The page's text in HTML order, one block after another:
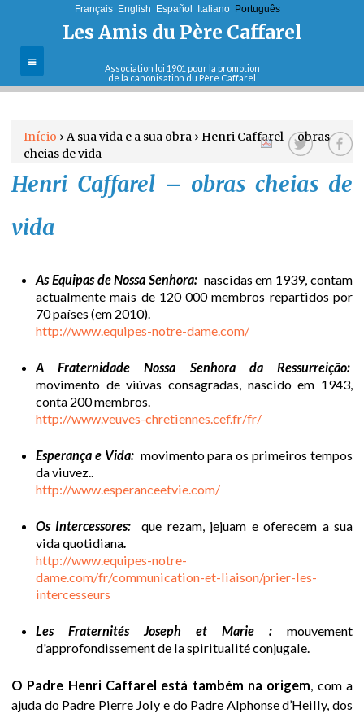
Jump to navigation
Les Amis du Père Caffarel
Association loi 1901 pour la promotion
de la canonisation du Père Caffarel
A Associação
Objectivos e
postulador
Boletins
A causa de
canonização
Porquê ?
O desenrolar
Escrever ao
postulador
romano
canonização
sua obra
Français English Español Italiano Português
E
t
á
Início › A sua vida e a sua obra › Henri Caffarel – obras
cheias de vida
Henri Caffarel – obras cheias de
vida
As Equipas de Nossa Senhora: nascidas em 1939, contam
actualmente mais de 120 000 membros repartidos por
70 países (em 2010).
http://www.equipes-notre-dame.com/
A Fraternidade Nossa Senhora da Ressurreição:
movimento de viúvas consagradas, nascido em 1943,
conta 200 membros.
http://www.veuves-chretiennes.cef.fr/fr/
Esperança e Vida:movimento para os primeiros tempos
da viuvez..
http://www.esperanceetvie.com/
Os Intercessores: que rezam, jejuam e oferecem a sua
vida quotidiana.
http://www.equipes-notre-
dame.com/fr/communication-et-liaison/prier-les-
intercesseurs
Les Fraternités Joseph et Marie : mouvement
d'approfondissement de la spiritualité conjugale.
O Padre Henri Caffarel está também na origem, com a
ajuda do Padre Pierre Joly e do Padre Alphonse d’Heilly, dos